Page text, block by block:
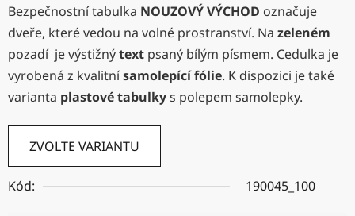
Bezpečnostní tabulka NOUZOVÝ VÝCHOD označuje
dveře, které vedou na volné prostranství. Na zeleném
pozadí je výstižnýtext psaný bílým písmem. Cedulka je
vyrobená z kvalitnísamolepící fólie. K dispozici je také
varianta plastové tabulkys polepem samolepky.
ZVOLTE VARIANTU
Kód: 190045_100